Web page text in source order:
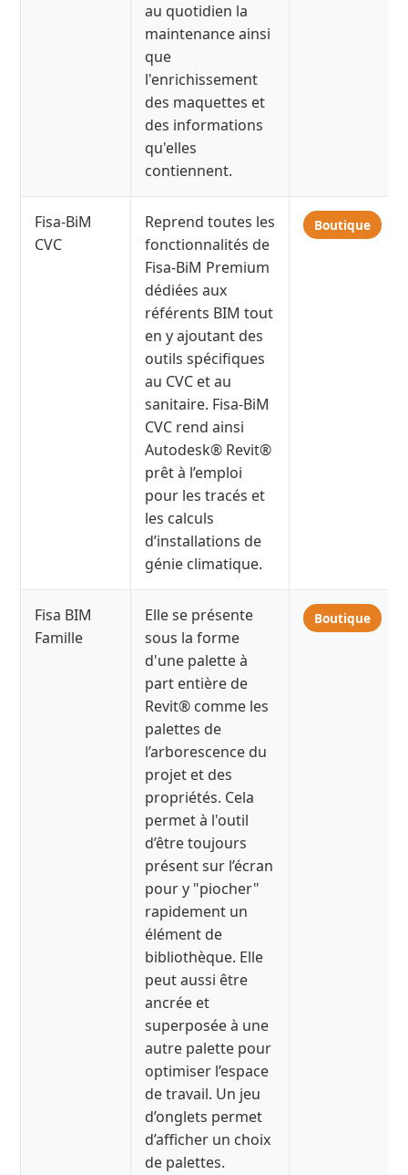
au quotidien la
maintenance ainsi
que
l'enrichissement
des maquettes et
des informations
qu'elles
contiennent.
Fisa-BiM
CVC
Reprend toutes les
fonctionnalités de
Fisa-BiM Premium
dédiées aux
référents BIM tout
en y ajoutant des
outils spécifiques
au CVC et au
sanitaire. Fisa-BiM
CVC rend ainsi
Autodesk® Revit®
prêt à l’emploi
pour les tracés et
les calculs
d’installations de
génie climatique.
Boutique
Fisa BIM
Famille
Elle se présente
sous la forme
d'une palette à
part entière de
Revit® comme les
palettes de
l’arborescence du
projet et des
propriétés. Cela
permet à l'outil
d’être toujours
présent sur l’écran
pour y "piocher"
rapidement un
élément de
bibliothèque. Elle
peut aussi être
ancrée et
superposée à une
autre palette pour
optimiser l’espace
de travail. Un jeu
d’onglets permet
d’afficher un choix
de palettes.
Boutique